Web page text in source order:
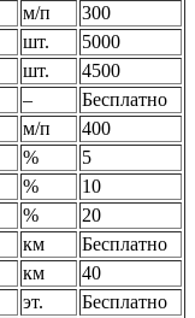
м/п
300
шт.
5000
шт.
4500
–
Бесплатно
м/п
400
%
5
%
10
%
20
км
Бесплатно
км
40
эт.
Бесплатно